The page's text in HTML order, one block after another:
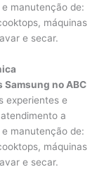
manutenção de:
máquinas
e secar.
Samsung no ABC
experientes e
a
manutenção de:
máquinas
e secar.